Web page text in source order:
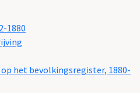
1880
het bevolkingsregister, 1880-